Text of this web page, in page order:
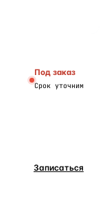
Под заказ
Срок уточним
Записаться